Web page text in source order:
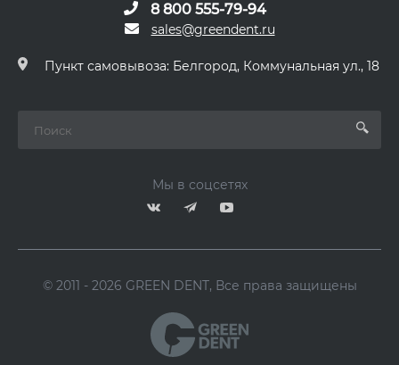
8 800 555-79-94
sales@greendent.ru
Пункт самовывоза: Белгород, Коммунальная ул., 18
Мы в соцсетях
© 2011 - 2026 GREEN DENT, Все права защищены